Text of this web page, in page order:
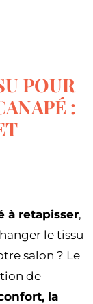
POUR
:
à retapisser,
le tissu
salon ? Le
de
la